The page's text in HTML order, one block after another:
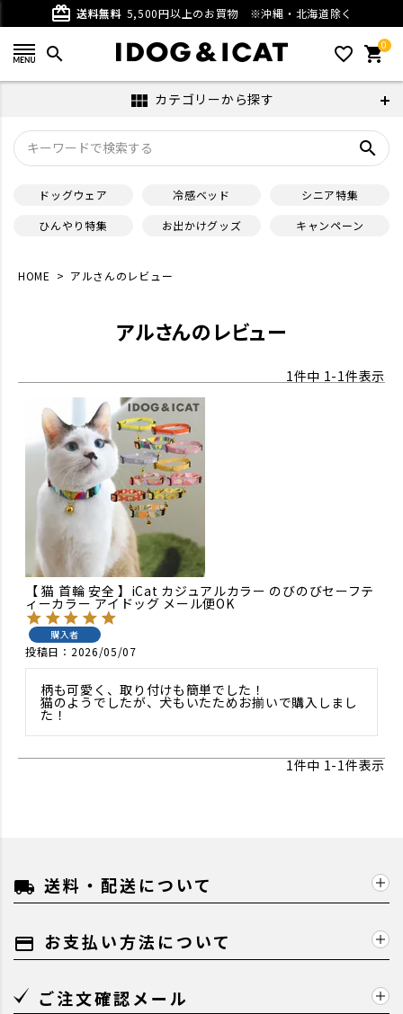
card_giftcard 送料無料 5,500円以上のお買物 ※沖縄・北海道除く
search favorite_outline 0
shopping_cart
view_module カテゴリーから探す
search
ドッグウェア 冷感ベッド
シニア特集
ひんやり特集
お出かけグッズ キャンペーン
HOME アルさんのレビュー
アルさんのレビュー
1件中 1-1件表示
【 猫 首輪 安全 】iCat カジュアルカラー のびのびセーフテ
ィーカラー アイドッグ メール便OK
購入者
投稿日 2026/05/07
柄も可愛く、取り付けも簡単でした！
猫のようでしたが、犬もいたためお揃いで購入しまし
た！
1件中 1-1件表示
local_shipping 送料・配送について
payment お支払い方法について
ご注文確認メール